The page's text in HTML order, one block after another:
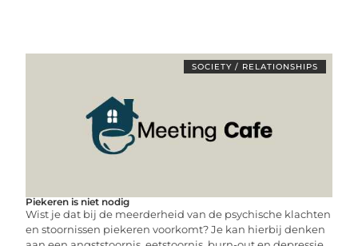
SOCIETY / RELATIONSHIPS
Piekeren is niet nodig
Wist je dat bij de meerderheid van de psychische klachten
en stoornissen piekeren voorkomt? Je kan hierbij denken